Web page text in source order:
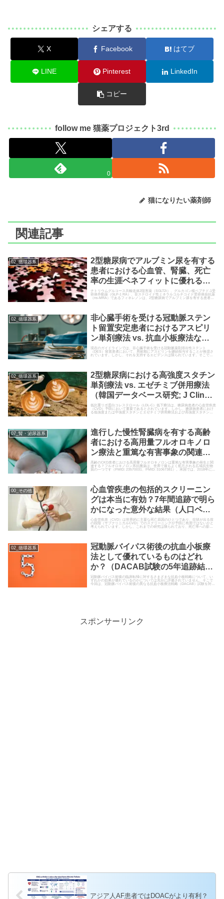
シェアする
X Facebook はてブ
LINE Pinterest LinkedIn
コピー
follow me 猫薬プロジェクト3rd
0
猫になりたい薬剤師
関連記事
02_循環器系
2型糖尿病でアルブミン尿を有する
患者における心血管、腎臓、死亡
率の生涯ベネフィットに優れる併
用療法とは？
（Circulation. 2024）
ナトリウムグルコース共輸送体2阻害薬（SGLT2i）、グルカゴン様ペプチド-1受
容体作動薬（GLP-1 RA）、非ステロイド性ミネラルコルチコイド受容体拮抗薬
（ns-MRA）であるフィネレノンは、2型糖尿病でアルブミン尿を有する患者に
02_循環器系
非心臓手術を受ける冠動脈ステン
ト留置安定患者におけるアスピリ
ン単剤療法 vs. 抗血小板療法なし
（オープンRCT; ASSURE-DES試
験; J Am Coll Cardiol. 2024）
現在のガイドラインでは、非心臓手術を受ける冠動脈薬剤溶出性ステント
（DES）留置患者において、周術期にアスピリンを継続投与することが推奨さ
れています。しかし、それを支持するエビデンスは限られています。そこで今
02_循環器系
2型糖尿病における高強度スタチン
単剤療法 vs. エゼチミブ併用療法
（韓国データベース研究; J Clin
Endocrinol Metab. 2024）
低比重リポ蛋白コレステロール（LDL-C）低下療法は、糖尿病患者の心血管疾患
（CVD）予防において重要であるとされています。しかし、糖尿病患者におけ
る低強度または中強度スタチンとエゼチミブ併用療法および高強度スタチン単
07_腎・泌尿器系
進行した慢性腎臓病を有する高齢
者における高用量フルオロキノロ
ン療法と重篤な有害事象の関連性
は？（コホート研究; JAMA Netw
Open. 2022）
高齢のCKD患者における高用量フルオロキノロンは重篤な有害事象の発生と関
連する？フルオロキノロン系抗菌薬は、世界で最もよく処方される広域抗生物
質の一つです（PMID: 23570031、PMID: 31067381）。米国では、2018年に...
00_その他
心血管疾患の包括的スクリーニン
グは本当に有効？7年間追跡で明ら
かになった意外な結果（人口ベー
スRCT; Eur Heart J. 2025）
心血管疾患（CVD）は世界的に主要な死亡原因のひとつであり、症状が出る前
の段階（サブクリニカルCVD）でのスクリーニングが予防に有用ではないかと
考えられています。しかし、これまでの研究は限られており、死亡率への影響
02_循環器系
冠動脈バイパス術後の抗血小板療
法として優れているものはどれ
か？（DACAB試験の5年追跡結果;
BMJ. 2024）
冠動脈バイパス術後の臨床転帰に対するさまざまな抗血小板戦略について、い
ずれかの効果が優れているのかについては充分に評価されていません。そこで
今回は、冠動脈バイパス術後の異なる抗血小板療法戦略（DACAB）試験を対象
スポンサーリンク
アジア人AF患者ではDOACがより有利？